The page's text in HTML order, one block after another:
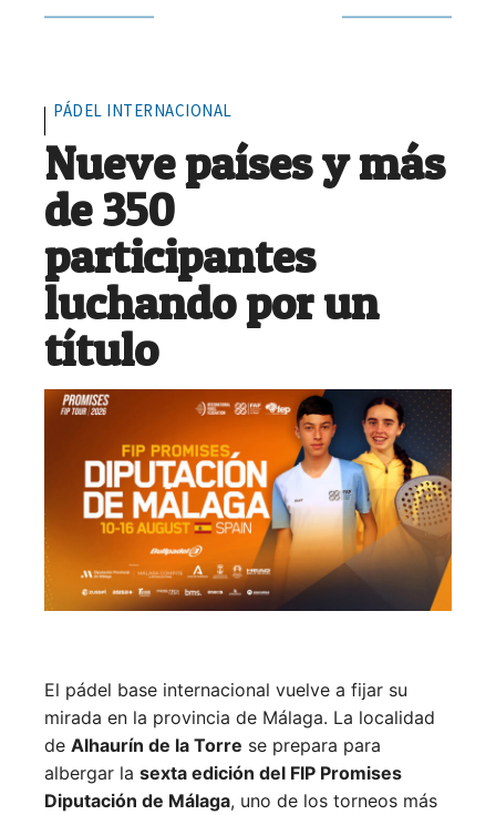
PÁDEL INTERNACIONAL
Nueve países y más
de 350
participantes
luchando por un
título
El pádel base internacional vuelve a fijar su
mirada en la provincia de Málaga. La localidad
de Alhaurín de la Torre se prepara para
albergar la sexta edición del FIP Promises
Diputación de Málaga, uno de los torneos más